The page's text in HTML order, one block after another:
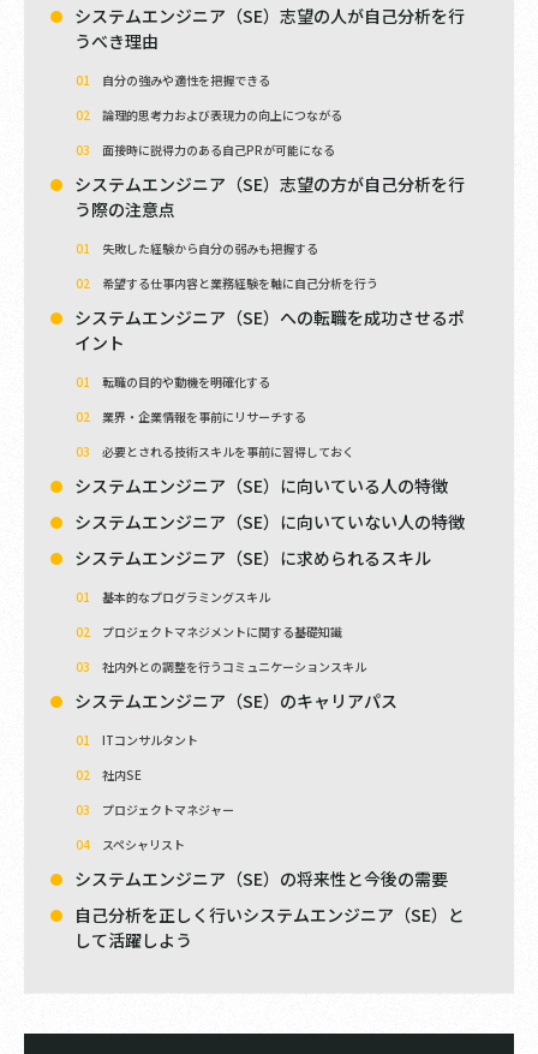
システムエンジニア（SE）志望の人が自己分析を行
うべき理由
自分の強みや適性を把握できる
論理的思考力および表現力の向上につながる
面接時に説得力のある自己PRが可能になる
システムエンジニア（SE）志望の方が自己分析を行
う際の注意点
失敗した経験から自分の弱みも把握する
希望する仕事内容と業務経験を軸に自己分析を行う
システムエンジニア（SE）への転職を成功させるポ
イント
転職の目的や動機を明確化する
業界・企業情報を事前にリサーチする
必要とされる技術スキルを事前に習得しておく
システムエンジニア（SE）に向いている人の特徴
システムエンジニア（SE）に向いていない人の特徴
システムエンジニア（SE）に求められるスキル
基本的なプログラミングスキル
プロジェクトマネジメントに関する基礎知識
社内外との調整を行うコミュニケーションスキル
システムエンジニア（SE）のキャリアパス
ITコンサルタント
社内SE
プロジェクトマネジャー
スペシャリスト
システムエンジニア（SE）の将来性と今後の需要
自己分析を正しく行いシステムエンジニア（SE）と
して活躍しよう